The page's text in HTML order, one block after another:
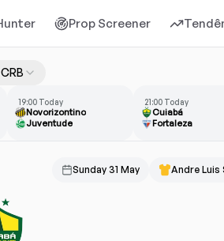
Prop Screener
CRB
19:00 Today
Novorizontino
Juventude
21:00 Today
Cuiabá
Fortaleza
Sunday 31 May Andre